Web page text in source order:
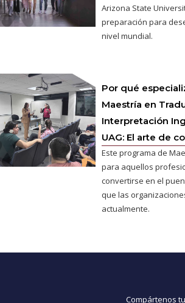
Arizona State
preparación para
nivel mundial.
Por qué
Maestría en
Interpretación
UAG: El arte de
Este programa de
para aquellos
convertirse en el
que las
actualmente.
Compártenos